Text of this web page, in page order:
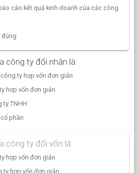
cáo kết quả kinh doanh của các công
đúng
công ty đối nhân là:
ty hợp vốn đơn giản
hợp vốn đơn giản
ty TNHH
phần
công ty đối vốn là:
hợp vốn đơn giản
ty hợp vốn đơn giản